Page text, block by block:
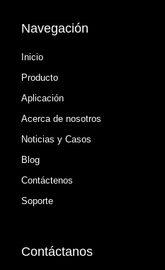
Navegación
Inicio
Producto
Aplicación
Acerca de nosotros
Noticias y Casos
Blog
Contáctenos
Soporte
Contáctanos